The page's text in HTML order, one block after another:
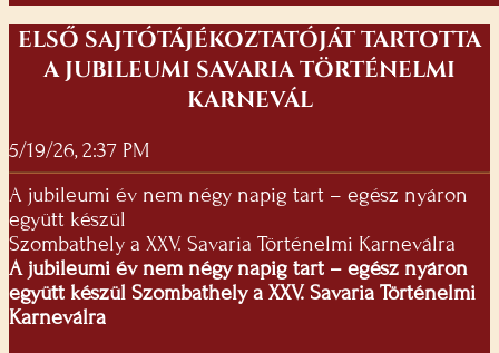
ELSŐ SAJTÓTÁJÉKOZTATÓJÁT TARTOTTA
A JUBILEUMI SAVARIA TÖRTÉNELMI
KARNEVÁL
5/19/26, 2:37 PM
A jubileumi év nem négy napig tart – egész nyáron
együtt készül
Szombathely a XXV. Savaria Történelmi Karneválra
A jubileumi év nem négy napig tart – egész nyáron
együtt készül Szombathely a XXV. Savaria Történelmi
Karneválra